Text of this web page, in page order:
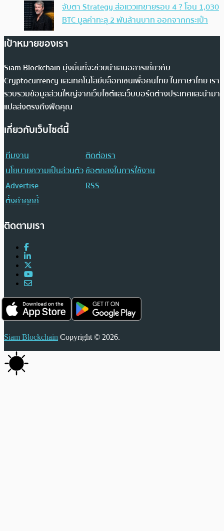
จับตา Strategy ส่อแววเทขายรอบ 4 ? โอน 1,030
BTC มูลค่าทะลุ 2 พันล้านบาท ออกจากกระเป๋า
เป้าหมายของเรา
Siam Blockchain มุ่งมั่นที่จะช่วยนำเสนอสารเกี่ยวกับ
Cryptocurrency และเทคโนโลยีบล็อกเชนเพื่อคนไทย ในภาษาไทย เรา
รวบรวมข้อมูลส่วนใหญ่จากเว็บไซต์และเว็บบอร์ดต่างประเทศและนำมา
แปลส่งตรงถึงฟีดคุณ
เกี่ยวกับเว็บไซต์นี้
ทีมงาน
ติดต่อเรา
นโยบายความเป็นส่วนตัวข้อตกลงในการใช้งาน
Advertise
RSS
ตั้งค่าคุกกี้
ติดตามเรา
Siam Blockchain Copyright © 2026.